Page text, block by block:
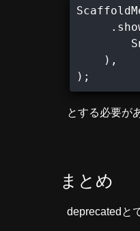
    ),
);
とする必要が
まとめ
deprecatedと